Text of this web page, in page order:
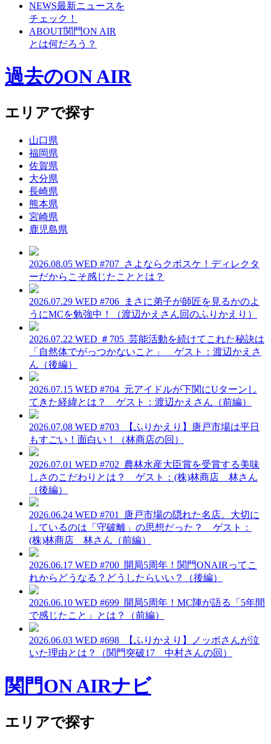
NEWS最新ニュースを
チェック！
ABOUT関門ON AIR
とは何だろう？
過去のON AIR
エリアで探す
山口県
福岡県
佐賀県
大分県
長崎県
熊本県
宮崎県
鹿児島県
2026.08.05 WED #707_さよならクボスケ！ディレクタ
ーだからこそ感じたこととは？
2026.07.29 WED #706_まさに弟子が師匠を見るかのよ
うにMCを勉強中！（渡辺かえさん回のふりかえり）
2026.07.22 WED ＃705_芸能活動を続けてこれた秘訣は
「自然体でがっつかないこと」 ゲスト：渡辺かえさ
ん（後編）
2026.07.15 WED #704_元アイドルが下関にUターンし
てきた経緯とは？ ゲスト：渡辺かえさん（前編）
2026.07.08 WED #703_【ふりかえり】唐戸市場は平日
もすごい！面白い！（林商店の回）
2026.07.01 WED #702_農林水産大臣賞を受賞する美味
しさのこだわりとは？ ゲスト：(株)林商店 林さん
（後編）
2026.06.24 WED #701_唐戸市場の隠れた名店。大切に
しているのは「守破離」の思想だった？ ゲスト：
(株)林商店 林さん（前編）
2026.06.17 WED #700_開局5周年！関門ONAIRってこ
れからどうなる？どうしたらいい？（後編）
2026.06.10 WED #699_開局5周年！MC陣が語る「5年間
で感じたこと」とは？（前編）
2026.06.03 WED #698_【ふりかえり】ノッポさんが泣
いた理由とは？（関門突破17 中村さんの回）
関門ON AIRナビ
エリアで探す